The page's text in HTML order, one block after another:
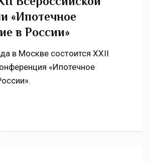
«Ипотечное
в России»
в Москве состоится XXII
«Ипотечное